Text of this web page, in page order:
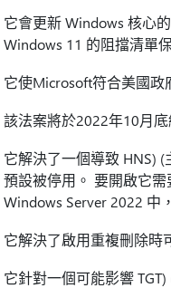
它會更新 Windows 核心
Windows 11 的阻擋清單
它使Microsoft符合美國政
該法案將於2022年10月
它解決了一個導致 HNS)
預設被停用。 要開啟它
Windows Server 2022 中
它解決了啟用重複刪除時
它針對一個可能影響